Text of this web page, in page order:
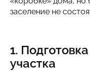
заселение не
1.
участка